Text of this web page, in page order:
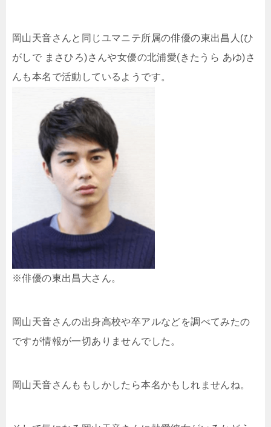
岡山天音さんと同じユマニテ所属の俳優の東出昌人(ひ
がしで まさひろ)さんや女優の北浦愛(きたうら あゆ)さ
んも本名で活動しているようです。
※俳優の東出昌大さん。
岡山天音さんの出身高校や卒アルなどを調べてみたの
ですが情報が一切ありませんでした。
岡山天音さんももしかしたら本名かもしれませんね。